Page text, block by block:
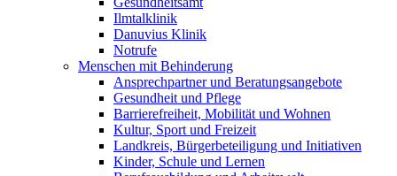
Ilmtalklinik
Danuvius Klinik
Notrufe
Menschen mit Behinderung
Ansprechpartner und Beratungsangebote
Gesundheit und Pflege
Barrierefreiheit, Mobilität und Wohnen
Kultur, Sport und Freizeit
Landkreis, Bürgerbeteiligung und Initiativen
Kinder, Schule und Lernen